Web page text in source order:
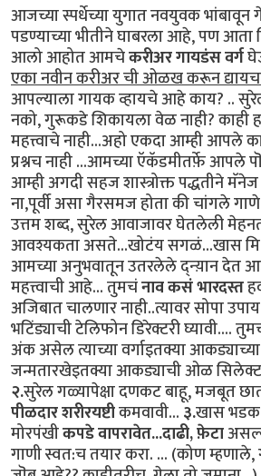
आजच्या स्पर्धेच्या युगात नवयुवक
पडण्याच्या भीतीने घाबरला आहे, पण आता
आलो आहोत आमचेकरीअर गायडंस वर्ग
एका नवीन करीअर ची ओळख करून
आपल्याला गायक व्हायचे आहे काय? ..
नको, गुरूकडे शिकायला वेळ नाही? काही
महत्त्वाचे नाही...अहो एकदा आम्ही आपले
प्रश्नच नाही ...आमच्या ऍकॅडमीतर्फ़े आपले
आम्ही अगदी सहज शास्त्रोक्त पद्धतीने
ना,पूर्वी असा गैरसमज होता की चांगले
उत्तम शब्द, सुरेल आवाजावर घेतलेली
आवश्यकता असते...खोटंय सगळं...खास मि
आमच्या अनुभवातून उतरलेले द्न्य़ान देत
महत्त्वाची आहे... तुमचंनाव कसं भारदस्त
अजिबात चालणार नाही..त्यावर सोपा
भटिंड्याची टेलिफोन डिरेक्टरी घ्यावी....
अंक असेल त्याच्या वर्गाइतक्या
जन्मतारखेइतक्या आकड्याची ओळ सिलेक्ट
२.सुरेल गळ्यापेक्षा दणकट बाहू, मजबूत
पीळदार शरीरयष्टीकमवावी...३.खास भडक
मोरपंखीकपडे वापरावेत...दाढी, फ़ेटा
गाणी स्वत:च तयार करा. ... (कोण